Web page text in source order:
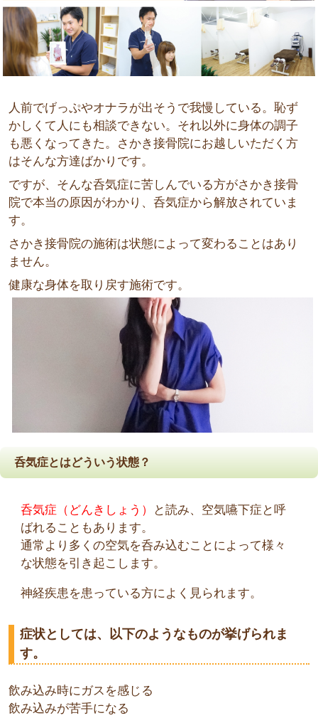
人前でげっぷやオナラが出そうで我慢している。恥ず
かしくて人にも相談できない。それ以外に身体の調子
も悪くなってきた。さかき接骨院にお越しいただく方
はそんな方達ばかりです。
ですが、そんな呑気症に苦しんでいる方がさかき接骨
院で本当の原因がわかり、呑気症から解放されていま
す。
さかき接骨院の施術は状態によって変わることはあり
ません。
健康な身体を取り戻す施術です。
呑気症とはどういう状態？
呑気症（どんきしょう）
と読み、空気嚥下症と呼
ばれることもあります。
通常より多くの空気を呑み込むことによって様々
な状態を引き起こします。
神経疾患を患っている方によく見られます。
症状としては、以下のようなものが挙げられま
す。
飲み込み時にガスを感じる
飲み込みが苦手になる